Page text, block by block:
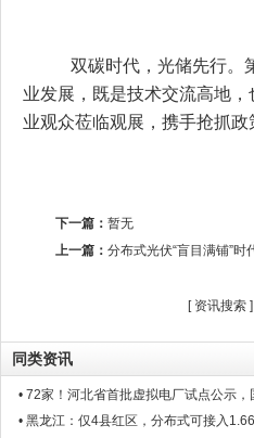
双碳时代，光储先行。
业发展，既是技术交流高地
业观众莅临观展，携手抢抓
下一篇： 暂无
上一篇： 分布式光伏“盲目满铺”
[ 资讯搜索
同类资讯
• 72家！河北省首批虚拟电厂试点公示，
• 黑龙江：仅4县红区，分布式可接入